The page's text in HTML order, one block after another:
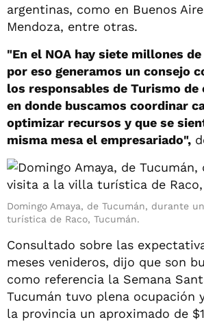
argentinas, como en Buenos
Mendoza, entre otras.
"En el NOA hay siete millones
por eso generamos un consejo
los responsables de Turismo de
en donde buscamos coordinar
optimizar recursos y que se
misma mesa el empresariado",
Domingo Amaya, de Tucumán, durante
turística de Raco, Tucumán.
Consultado sobre las
meses venideros, dijo que son
como referencia la Semana
Tucumán tuvo plena ocupación
la provincia un aproximado de